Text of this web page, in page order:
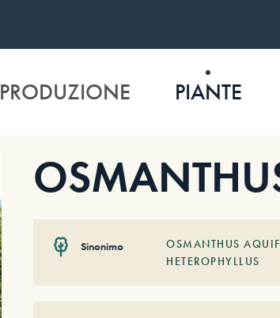
PRODUZIONE PIANTE
Sinonimo
OSMANTHUS
HETEROPHYLLUS